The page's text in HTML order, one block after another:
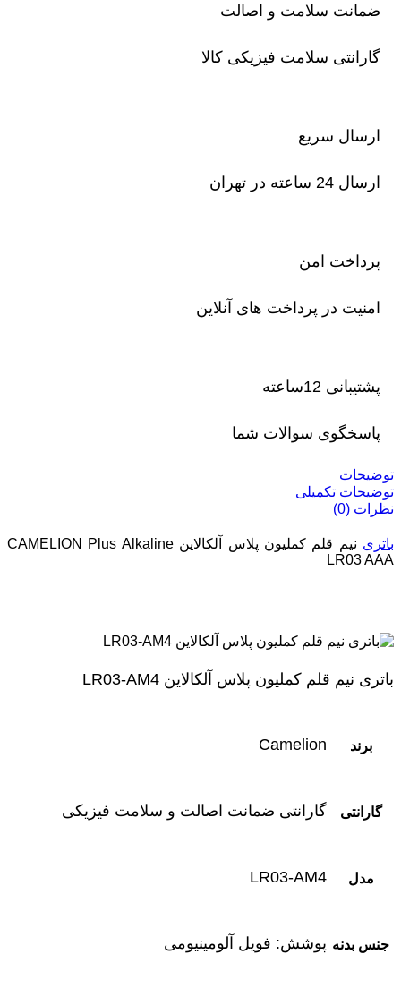
ضمانت سلامت و اصالت
گارانتی سلامت فیزیکی کالا
ارسال سریع
ارسال 24 ساعته در تهران
پرداخت امن
امنیت در پرداخت های آنلاین
پشتیبانی 12ساعته
پاسخگوی سوالات شما
توضیحات
توضیحات تکمیلی
نظرات (0)
باتری
نیم قلم کملیون پلاس آلکالاین CAMELION Plus Alkaline
LR03 AAA
باتری نیم قلم کملیون پلاس آلکالاین LR03-AM4
برند Camelion
گارانتی گارانتی ضمانت اصالت و سلامت فیزیکی
مدل LR03-AM4
جنس بدنه پوشش: فویل آلومینیومی